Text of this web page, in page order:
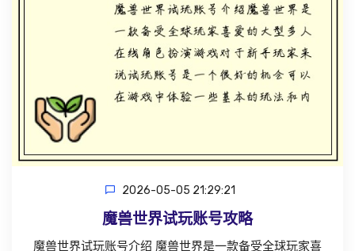
2026-05-05 21:29:21
魔兽世界试玩账号攻略
魔兽世界试玩账号介绍 魔兽世界是一款备受全球玩家喜